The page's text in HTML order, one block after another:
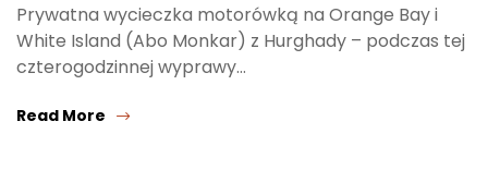
Prywatna wycieczka motorówką na Orange Bay i
White Island (Abo Monkar) z Hurghady – podczas tej
czterogodzinnej wyprawy…
Read More